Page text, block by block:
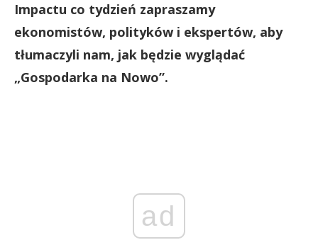
Impactu co tydzień zapraszamy
ekonomistów, polityków i ekspertów, aby
tłumaczyli nam, jak będzie wyglądać
„Gospodarka na Nowo”.
ad